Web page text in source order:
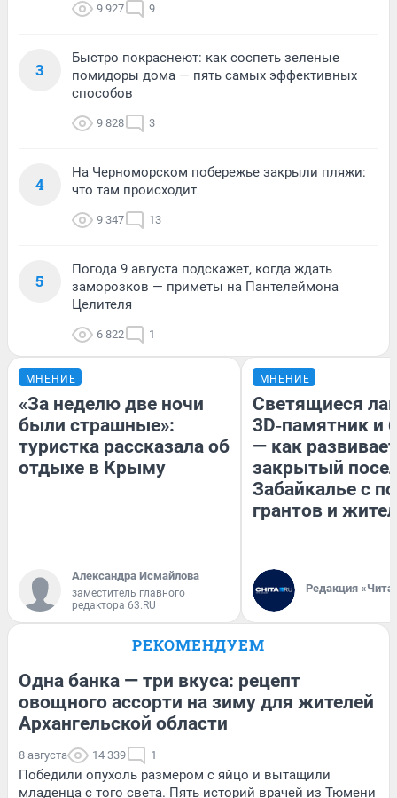
9 927 9
3
Быстро покраснеют: как соспеть зеленые
помидоры дома — пять самых эффективных
способов
9 828 3
4
На Черноморском побережье закрыли пляжи:
что там происходит
9 347 13
5
Погода 9 августа подскажет, когда ждать
заморозков — приметы на Пантелеймона
Целителя
6 822 1
МНЕНИЕ
«За неделю две ночи
были страшные»:
туристка рассказала об
отдыхе в Крыму
Александра Исмайлова
заместитель главного
редактора 63.RU
МНЕНИЕ
Светящиеся
3D‑памятник и
— как
закрытый
Забайкалье с
грантов и
Редакция
РЕКОМЕНДУЕМ
Одна банка — три вкуса: рецепт
овощного ассорти на зиму для жителей
Архангельской области
8 августа 14 339 1
Победили опухоль размером с яйцо и вытащили
младенца с того света. Пять историй врачей из Тюмени